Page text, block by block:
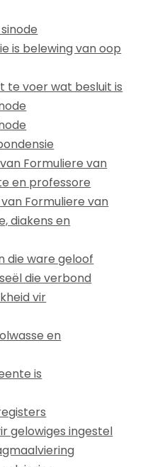
is belewing van oop
te voer wat besluit is
Formuliere van
en professore
Formuliere van
diakens en
die ware geloof
die verbond
vir
en
is
gelowiges ingestel